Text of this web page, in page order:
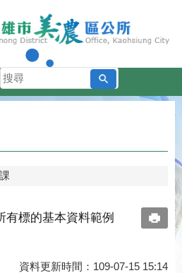
搜
尋
有標的基本資料範例
資料更新時間：109-07-15 15:14